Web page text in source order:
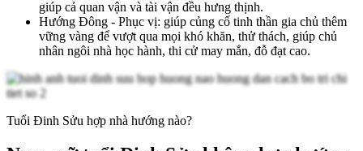
giúp cả quan vận và tài vận đều hưng thịnh.
Hướng Đông - Phục vị: giúp củng cố tinh thần gia chủ thêm
vững vàng để vượt qua mọi khó khăn, thử thách, giúp chủ
nhân ngôi nhà học hành, thi cử may mắn, đỗ đạt cao.
Tuổi Đinh Sửu hợp nhà hướng nào?